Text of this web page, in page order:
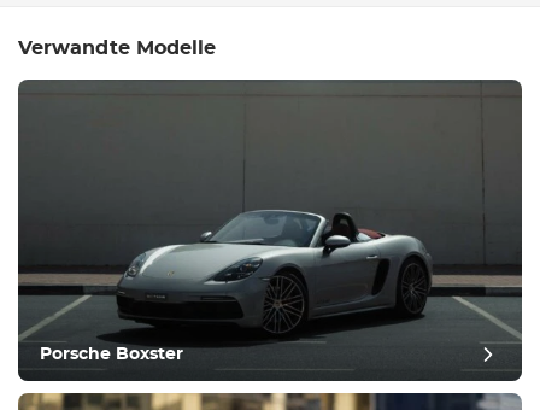
Verwandte Modelle
Porsche Boxster